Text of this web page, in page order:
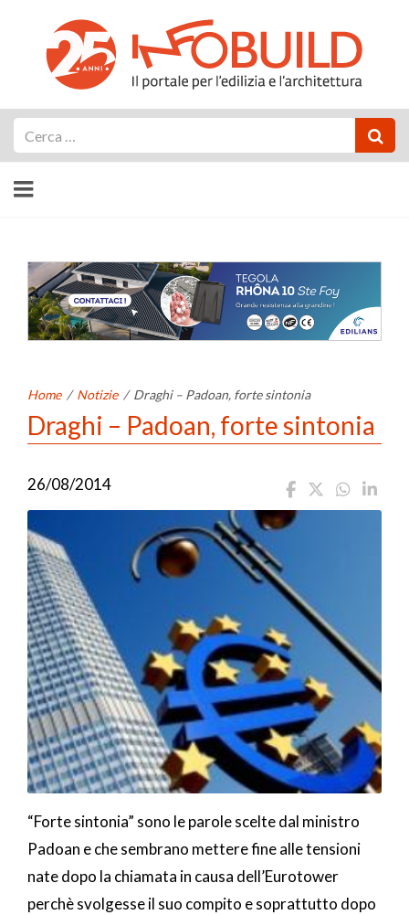
Home / Notizie / Draghi – Padoan, forte sintonia
Draghi – Padoan, forte sintonia
26/08/2014
“Forte sintonia” sono le parole scelte dal ministro
Padoan e che sembrano mettere fine alle tensioni
nate dopo la chiamata in causa dell’Eurotower
perchè svolgesse il suo compito e soprattutto dopo